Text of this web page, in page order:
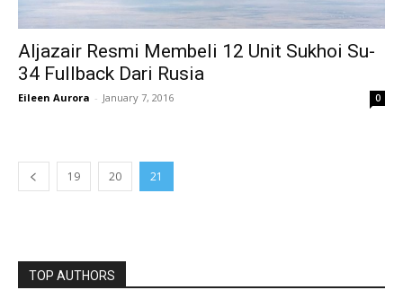
Aljazair Resmi Membeli 12 Unit Sukhoi Su-
34 Fullback Dari Rusia
Eileen Aurora - January 7, 2016 0
19 20 21
TOP AUTHORS